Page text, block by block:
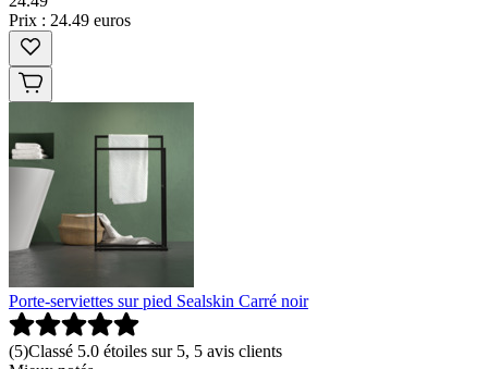
Prix : 24.49 euros
Porte-serviettes sur pied Sealskin Carré noir
(5)Classé 5.0 étoiles sur 5, 5 avis clients